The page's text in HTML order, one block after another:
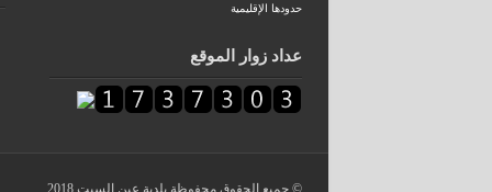
حدودها الإقليمية
عداد زوار الموقع